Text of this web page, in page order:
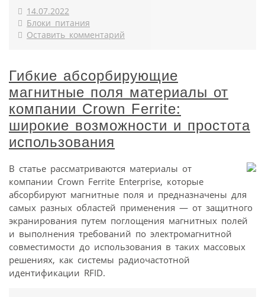
14.07.2022
Блоки питания
Оставить комментарий
Гибкие абсорбирующие
магнитные поля материалы от
компании Crown Ferrite:
широкие возможности и простота
использования
В статье рассматриваются материалы от
компании Crown Ferrite Enterprise, которые
абсорбируют магнитные поля и предназначены для
самых разных областей применения — от защитного
экранирования путем поглощения магнитных полей
и выполнения требований по электромагнитной
совместимости до использования в таких массовых
решениях, как системы радиочастотной
идентификации RFID.